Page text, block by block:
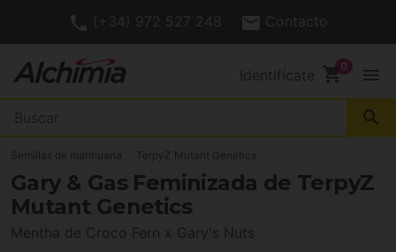
(+34) 972 527 248 Contacto
Identifícate shopping_cart menu
search
Semillas de marihuana TerpyZ Mutant Genetics
Gary & Gas Feminizada de TerpyZ
Mutant Genetics
Mentha de Croco Fern x Gary's Nuts